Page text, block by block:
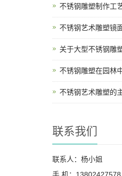
不锈钢雕塑制作工
不锈钢艺术雕塑镜
关于大型不锈钢雕
不锈钢雕塑在园林
不锈钢艺术雕塑
联系我们
联系人：杨小姐
手 机：13802427578